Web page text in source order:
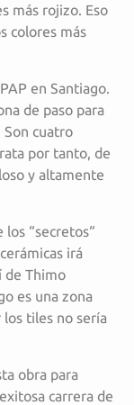
más rojizo. Eso
colores más
en Santiago.
de paso para
Son cuatro
por tanto, de
y altamente
“secretos“
irá
de Thimo
es una zona
los tiles no sería
obra para
carrera de